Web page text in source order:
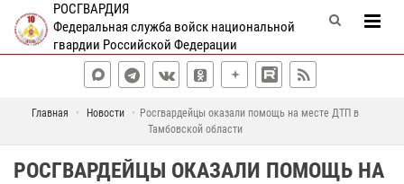
РОСГВАРДИЯ
Федеральная служба войск национальной
гвардии Российской Федерации
Главная Новости
Росгвардейцы оказали помощь на месте ДТП в
Тамбовской области
РОСГВАРДЕЙЦЫ ОКАЗАЛИ ПОМОЩЬ НА